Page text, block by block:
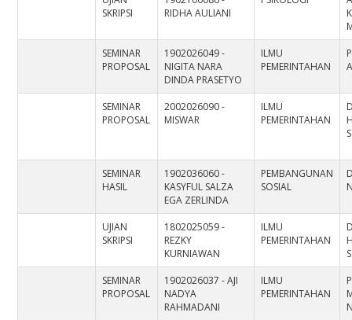
SKRIPSI
RIDHA AULIANI
SEMINAR
PROPOSAL
1902026049 -
NIGITA NARA
DINDA PRASETYO
ILMU
PEMERINTAHAN
SEMINAR
PROPOSAL
2002026090 -
MISWAR
ILMU
PEMERINTAHAN
SEMINAR
HASIL
1902036060 -
KASYFUL SALZA
EGA ZERLINDA
PEMBANGUNAN
SOSIAL
UJIAN
SKRIPSI
1802025059 -
REZKY
KURNIAWAN
ILMU
PEMERINTAHAN
SEMINAR
PROPOSAL
1902026037 - AJI
NADYA
RAHMADANI
ILMU
PEMERINTAHAN